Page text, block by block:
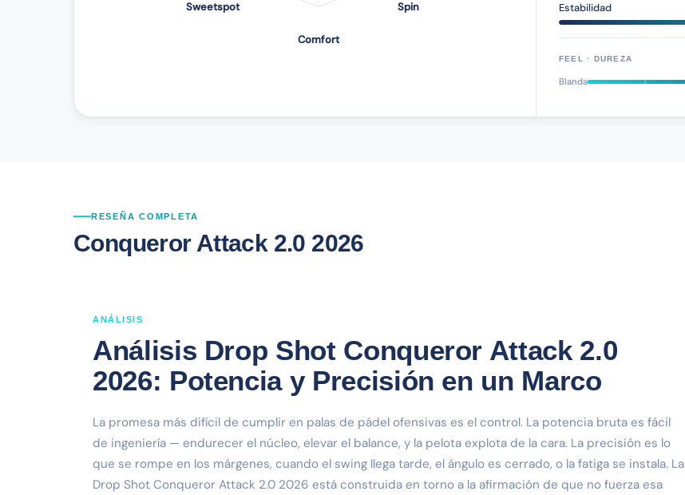
Estabilidad
FEEL · DUREZA
Blanda
RESEÑA COMPLETA
Conqueror Attack 2.0 2026
ANÁLISIS
Análisis Drop Shot Conqueror Attack 2.0
2026: Potencia y Precisión en un Marco
La promesa más difícil de cumplir en palas de pádel ofensivas es el control. La potencia bruta es fácil
de ingeniería — endurecer el núcleo, elevar el balance, y la pelota explota de la cara. La precisión es lo
que se rompe en los márgenes, cuando el swing llega tarde, el ángulo es cerrado, o la fatiga se instala. La
Drop Shot Conqueror Attack 2.0 2026 está construida en torno a la afirmación de que no fuerza esa